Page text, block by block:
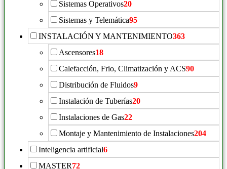
Sistemas Operativos20
Sistemas y Telemática95
INSTALACIÓN Y MANTENIMIENTO363
Ascensores18
Calefacción, Frio, Climatización y ACS90
Distribución de Fluidos9
Instalación de Tuberías20
Instalaciones de Gas22
Montaje y Mantenimiento de Instalaciones204
Inteligencia artificial6
MASTER72